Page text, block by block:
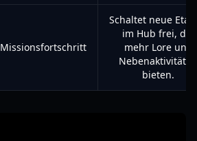
Missionsfortschritt
Schaltet neue
im Hub frei, die
mehr Lore und
Nebenaktivitäten
bieten.